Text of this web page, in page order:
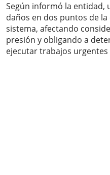
Según informó la entidad,
daños en dos puntos de
sistema, afectando
presión y obligando a
ejecutar trabajos